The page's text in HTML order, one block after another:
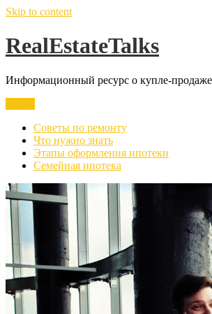
Skip to content
RealEstateTalks
Информационный ресурс о купле-
Советы по ремонту
Что нужно знать
Этапы оформления ипотеки
Семейная ипотека